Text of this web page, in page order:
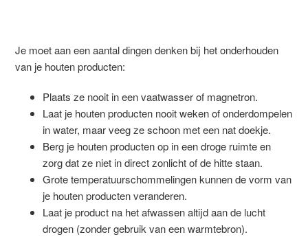
Je moet aan een aantal dingen denken bij het onderhouden
van je houten producten:
Plaats ze nooit in een vaatwasser of magnetron.
Laat je houten producten nooit weken of onderdompelen
in water, maar veeg ze schoon met een nat doekje.
Berg je houten producten op in een droge ruimte en
zorg dat ze niet in direct zonlicht of de hitte staan.
Grote temperatuurschommelingen kunnen de vorm van
je houten producten veranderen.
Laat je product na het afwassen altijd aan de lucht
drogen (zonder gebruik van een warmtebron).